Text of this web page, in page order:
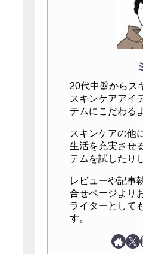
20代中盤からス
スキンケアアイ
テムにこだわる
スキンケアの他
生活を充実させ
テムを試したり
レビューや記事
合せページより
ライターとして
す。